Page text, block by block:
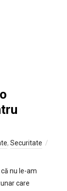
, Securitate
nu le-am
care